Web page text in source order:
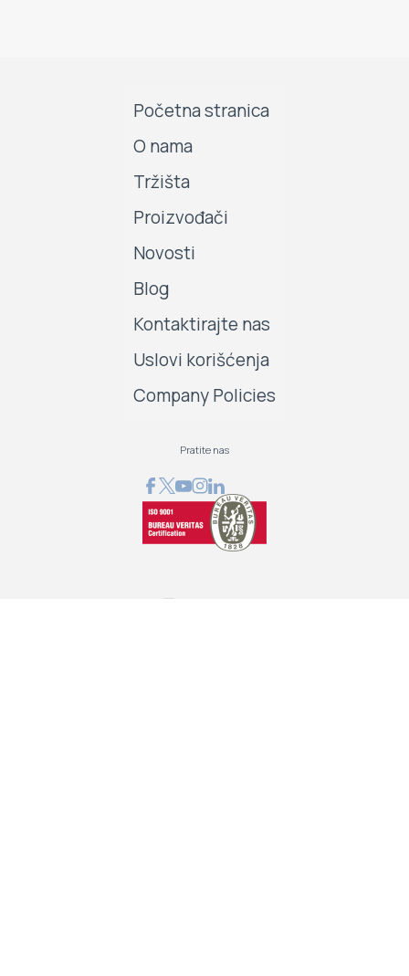
Početna stranica
O nama
Tržišta
Proizvođači
Novosti
Blog
Kontaktirajte nas
Uslovi korišćenja
Company Policies
Pratite nas